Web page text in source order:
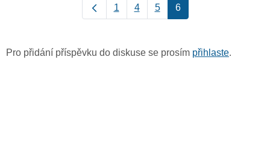
1 4 5 6
Pro přidání příspěvku do diskuse se prosím přihlaste.